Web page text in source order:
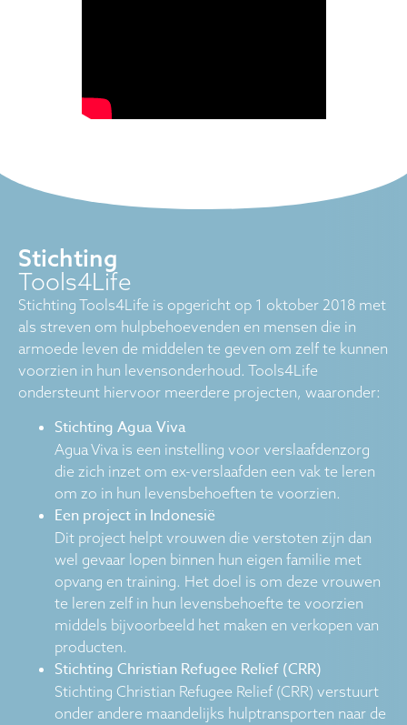
Stichting
Tools4Life
Stichting Tools4Life is opgericht op 1 oktober 2018 met
als streven om hulpbehoevenden en mensen die in
armoede leven de middelen te geven om zelf te kunnen
voorzien in hun levensonderhoud. Tools4Life
ondersteunt hiervoor meerdere projecten, waaronder:
Stichting Agua Viva
Agua Viva is een instelling voor verslaafdenzorg
die zich inzet om ex-verslaafden een vak te leren
om zo in hun levensbehoeften te voorzien.
Een project in Indonesië
Dit project helpt vrouwen die verstoten zijn dan
wel gevaar lopen binnen hun eigen familie met
opvang en training. Het doel is om deze vrouwen
te leren zelf in hun levensbehoefte te voorzien
middels bijvoorbeeld het maken en verkopen van
producten.
Stichting Christian Refugee Relief (CRR)
Stichting Christian Refugee Relief (CRR) verstuurt
onder andere maandelijks hulptransporten naar de